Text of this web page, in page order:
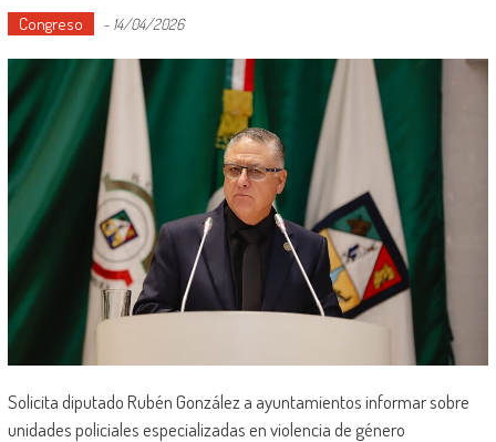
Congreso - 14/04/2026
Solicita diputado Rubén González a ayuntamientos informar sobre
unidades policiales especializadas en violencia de género